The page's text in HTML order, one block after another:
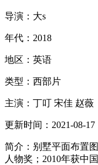
导演： 大s
年代： 2018
地区： 英语
类型： 西部片
主演： 丁叮 宋佳 赵薇
更新时间： 2021-08-17
简介： 别墅平面布置
人物奖；2010年获中